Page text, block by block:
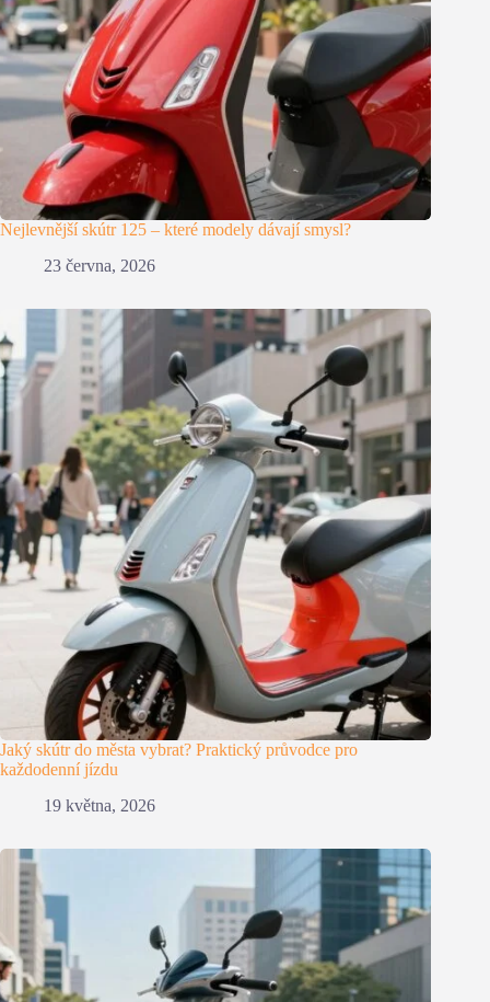
Nejlevnější skútr 125 – které modely dávají smysl?
23 června, 2026
Jaký skútr do města vybrat? Praktický průvodce pro
každodenní jízdu
19 května, 2026